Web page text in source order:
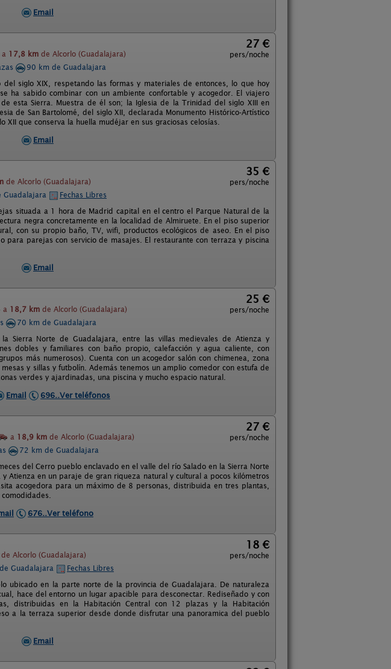
Email
a 17,8 km de Alcorlo (Guadalajara)
27 €
pers/noche
90 km de Guadalajara
siglo XIX, respetando las formas y materiales de entonces, lo que hoy
ha sabido combinar con un ambiente confortable y acogedor. El viajero
esta Sierra. Muestra de él son; la Iglesia de la Trinidad del siglo XIII en
de San Bartolomé, del siglo XII, declarada Monumento Histórico-Artístico
que conserva la huella mudéjar en sus graciosas celosías.
Email
de Alcorlo (Guadalajara)
35 €
pers/noche
Guadalajara
Fechas Libres
situada a 1 hora de Madrid capital en el centro el Parque Natural de la
negra concretamente en la localidad de Almiruete. En el piso superior
con su propio baño, TV, wifi, productos ecológicos de aseo. En el piso
parejas con servicio de masajes. El restaurante con terraza y piscina
Email
a 18,7 km de Alcorlo (Guadalajara)
25 €
pers/noche
70 km de Guadalajara
Sierra Norte de Guadalajara, entre las villas medievales de Atienza y
dobles y familiares con baño propio, calefacción y agua caliente, con
más numerosos). Cuenta con un acogedor salón con chimenea, zona
y sillas y futbolín. Además tenemos un amplio comedor con estufa de
verdes y ajardinadas, una piscina y mucho espacio natural.
Email 696..Ver teléfonos
a 18,9 km de Alcorlo (Guadalajara)
27 €
pers/noche
72 km de Guadalajara
del Cerro pueblo enclavado en el valle del río Salado en la Sierra Norte
Atienza en un paraje de gran riqueza natural y cultural a pocos kilómetros
acogedora para un máximo de 8 personas, distribuida en tres plantas,
676..Ver teléfono
de Alcorlo (Guadalajara)
18 €
pers/noche
Guadalajara
Fechas Libres
ubicado en la parte norte de la provincia de Guadalajara. De naturaleza
hace del entorno un lugar apacible para desconectar. Rediseñado y con
distribuidas en la Habitación Central con 12 plazas y la Habitación
a la terraza superior desde donde disfrutar una panoramica del pueblo
Email